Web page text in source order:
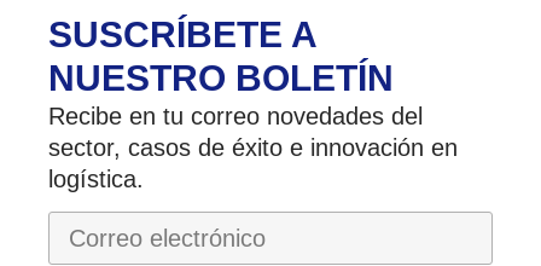
SUSCRÍBETE A
NUESTRO BOLETÍN
Recibe en tu correo novedades del
sector, casos de éxito e innovación en
logística.